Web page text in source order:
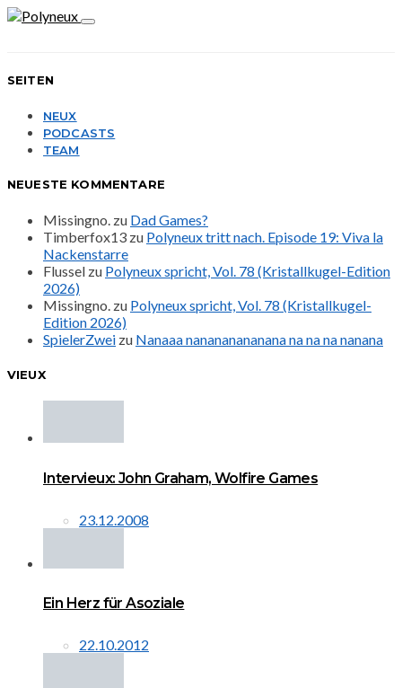
SEITEN
NEUX
PODCASTS
TEAM
NEUESTE KOMMENTARE
Missingno. zu Dad Games?
Timberfox13 zu Polyneux tritt nach. Episode 19: Viva la
Nackenstarre
Flussel zu Polyneux spricht, Vol. 78 (Kristallkugel-Edition
2026)
Missingno. zu Polyneux spricht, Vol. 78 (Kristallkugel-
Edition 2026)
SpielerZwei zu Nanaaa nanananananana na na na nanana
VIEUX
Intervieux: John Graham, Wolfire Games
23.12.2008
Ein Herz für Asoziale
22.10.2012